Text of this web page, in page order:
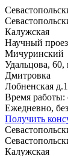
Калужская
Научный
Мичуринский
Удальцова, 60,
Дмитровка
Лобненская
Время работы:
Ежедневно,
Получить
Калужская